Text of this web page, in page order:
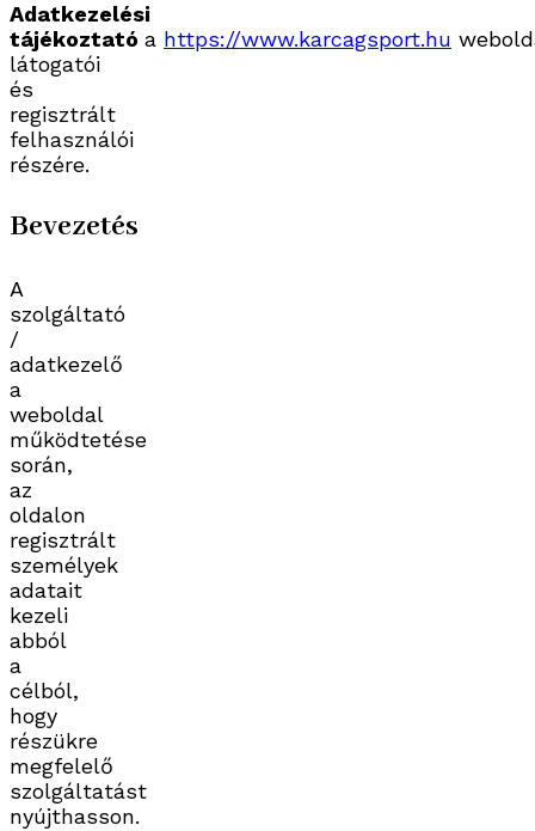
Adatkezelési
tájékoztató a https://www.karcagsport.hu
látogatói
és
regisztrált
felhasználói
részére.
Bevezetés
A
szolgáltató
/
adatkezelő
a
weboldal
működtetése
során,
az
oldalon
regisztrált
személyek
adatait
kezeli
abból
a
célból,
hogy
részükre
megfelelő
szolgáltatást
nyújthasson.